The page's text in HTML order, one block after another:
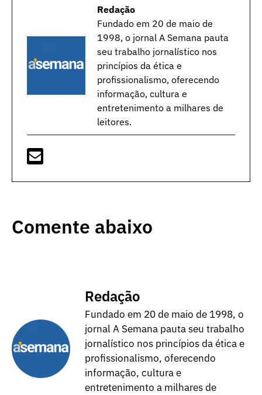
Redação
Fundado em 20 de maio de
1998, o jornal A Semana pauta
seu trabalho jornalístico nos
princípios da ética e
profissionalismo, oferecendo
informação, cultura e
entretenimento a milhares de
leitores.
Comente abaixo
Redação
Fundado em 20 de maio de 1998, o
jornal A Semana pauta seu trabalho
jornalístico nos princípios da ética e
profissionalismo, oferecendo
informação, cultura e
entretenimento a milhares de